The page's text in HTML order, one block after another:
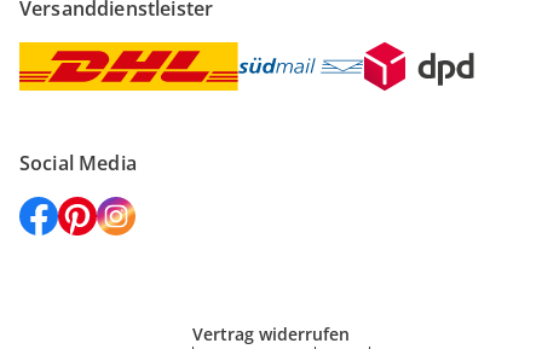
Versanddienstleister
Social Media
Vertrag widerrufen